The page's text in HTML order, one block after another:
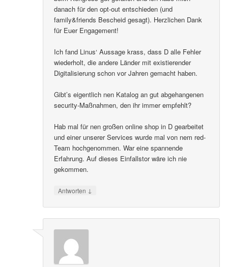
danach für den opt-out entschieden (und
family&friends Bescheid gesagt). Herzlichen Dank
für Euer Engagement!
Ich fand Linus‘ Aussage krass, dass D alle Fehler
wiederholt, die andere Länder mit existierender
Digitalisierung schon vor Jahren gemacht haben.
Gibt’s eigentlich nen Katalog an gut abgehangenen
security-Maßnahmen, den ihr immer empfehlt?
Hab mal für nen großen online shop in D gearbeitet
und einer unserer Services wurde mal von nem red-
Team hochgenommen. War eine spannende
Erfahrung. Auf dieses Einfallstor wäre ich nie
gekommen.
Antworten ↓